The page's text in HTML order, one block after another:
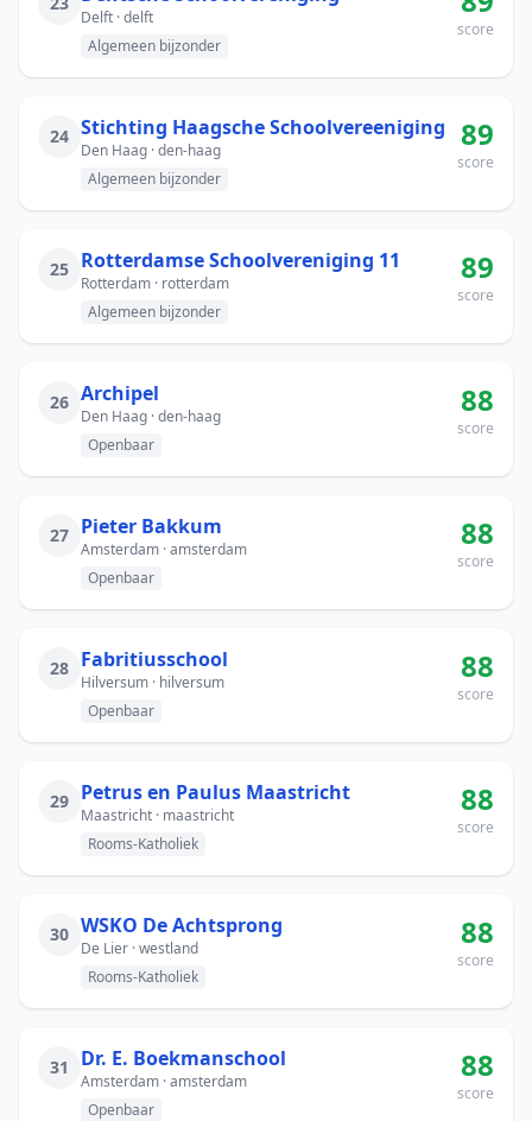
Delft · delft
Algemeen bijzonder
score
24 Stichting Haagsche Schoolvereeniging
Den Haag · den-haag
Algemeen bijzonder
89
score
25 Rotterdamse Schoolvereniging 11
Rotterdam · rotterdam
Algemeen bijzonder
89
score
26 Archipel
Den Haag · den-haag
Openbaar
88
score
27 Pieter Bakkum
Amsterdam · amsterdam
Openbaar
88
score
28 Fabritiusschool
Hilversum · hilversum
Openbaar
88
score
29 Petrus en Paulus Maastricht
Maastricht · maastricht
Rooms-Katholiek
88
score
30 WSKO De Achtsprong
De Lier · westland
Rooms-Katholiek
88
score
31 Dr. E. Boekmanschool
Amsterdam · amsterdam
Openbaar
88
score